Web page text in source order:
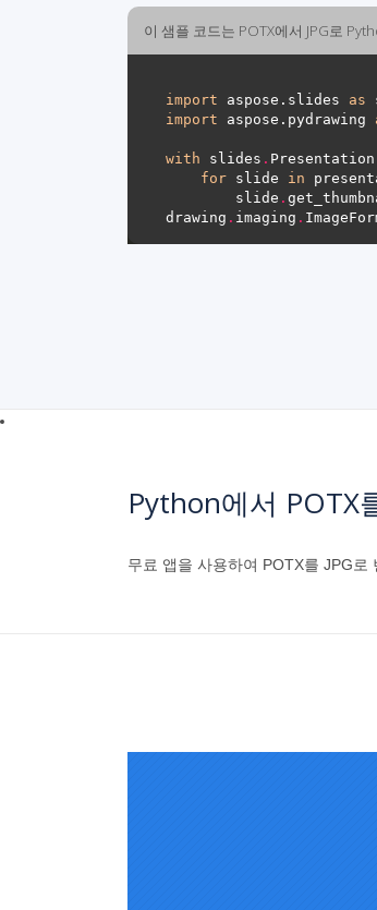
이 샘플 코드는 POTX에서 JPG로
import aspose.slides as
import aspose.pydrawing
with slides .
for slide in
        slide
.
drawing . imaging .
Python에서 POTX
무료 앱을 사용하여 POTX를 JPG로